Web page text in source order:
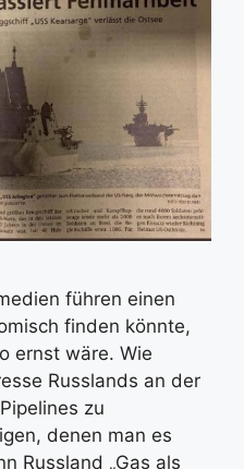
führen einen
finden könnte,
ernst wäre. Wie
Russlands an der
zu
denen man es
Russland „Gas als